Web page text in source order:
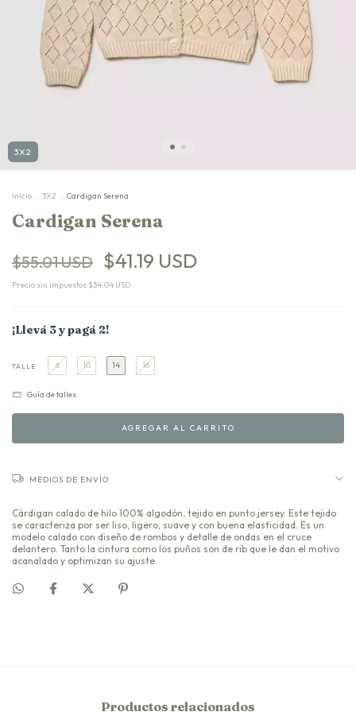
3X2
Inicio . 3X2 . Cardigan Serena
Cardigan Serena
$55.01 USD $41.19 USD
Precio sin impuestos $34.04 USD
¡Llevá 3 y pagá 2!
TALLE 6 10 14 16
Guía de talles
MEDIOS DE ENVÍO
Cárdigan calado de hilo 100% algodón, tejido en punto jersey. Este tejido
se caracteriza por ser liso, ligero, suave y con buena elasticidad. Es un
modelo calado con diseño de rombos y detalle de ondas en el cruce
delantero. Tanto la cintura como los puños son de rib que le dan el motivo
acanalado y optimizan su ajuste.
Productos relacionados